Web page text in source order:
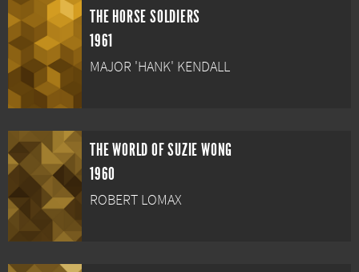
THE HORSE SOLDIERS
1961
MAJOR 'HANK' KENDALL
THE WORLD OF SUZIE WONG
1960
ROBERT LOMAX